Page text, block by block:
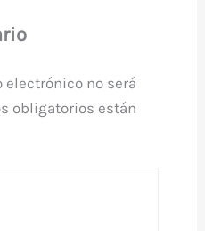
electrónico no será
obligatorios están